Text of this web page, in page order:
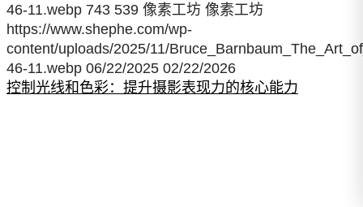
46-11.webp 743 539 像素工坊 像素工坊
https://www.shephe.com/wp-
content/uploads/2025/11/
46-11.webp 06/22/2025 02/22/2026
控制光线和色彩：提升摄影表现力的核心能力